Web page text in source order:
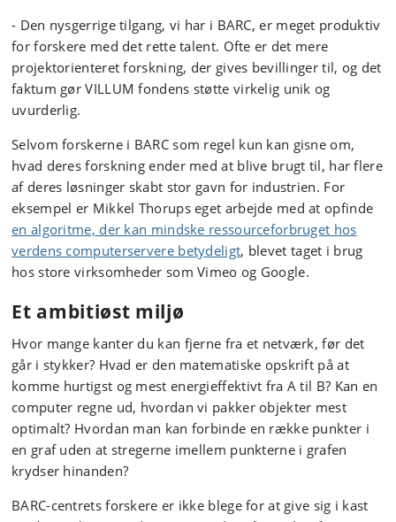
- Den nysgerrige tilgang, vi har i BARC, er meget produktiv
for forskere med det rette talent. Ofte er det mere
projektorienteret forskning, der gives bevillinger til, og det
faktum gør VILLUM fondens støtte virkelig unik og
uvurderlig.
Selvom forskerne i BARC som regel kun kan gisne om,
hvad deres forskning ender med at blive brugt til, har flere
af deres løsninger skabt stor gavn for industrien. For
eksempel er Mikkel Thorups eget arbejde med at opfinde
en algoritme, der kan mindske ressourceforbruget hos
verdens computerservere betydeligt, blevet taget i brug
hos store virksomheder som Vimeo og Google.
Et ambitiøst miljø
Hvor mange kanter du kan fjerne fra et netværk, før det
går i stykker? Hvad er den matematiske opskrift på at
komme hurtigst og mest energieffektivt fra A til B? Kan en
computer regne ud, hvordan vi pakker objekter mest
optimalt? Hvordan man kan forbinde en række punkter i
en graf uden at stregerne imellem punkterne i grafen
krydser hinanden?
BARC-centrets forskere er ikke blege for at give sig i kast